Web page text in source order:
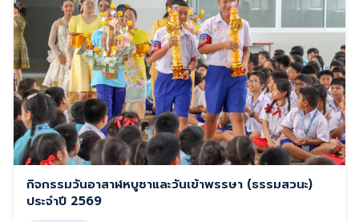
กิจกรรมวันอาสาฬหบูชาและวันเข้าพรรษา (ธรรมสวนะ)
ประจำปี 2569